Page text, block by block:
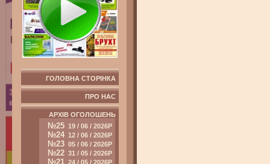
ГОЛОВНА СТОРІНКА
ПРО НАС
АРХІВ ОГОЛОШЕНЬ
№25 19 / 06 / 2026Р
№24 12 / 06 / 2026Р
№23 05 / 06 / 2026Р
№22 31 / 05 / 2026Р
№21 24 / 05 / 2026Р